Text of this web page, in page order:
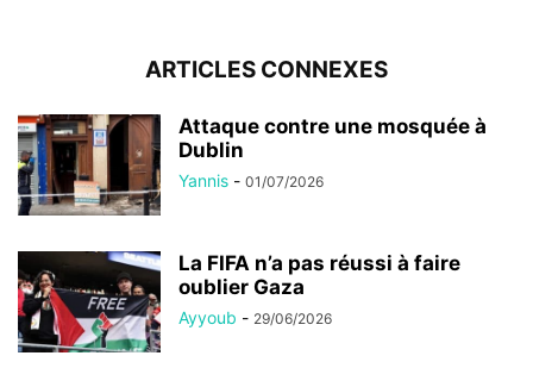
ARTICLES CONNEXES
Attaque contre une mosquée à
Dublin
Yannis - 01/07/2026
La FIFA n’a pas réussi à faire
oublier Gaza
Ayyoub - 29/06/2026